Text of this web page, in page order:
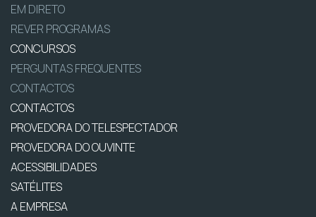
EM DIRETO
REVER PROGRAMAS
CONCURSOS
PERGUNTAS FREQUENTES
CONTACTOS
CONTACTOS
PROVEDORA DO TELESPECTADOR
PROVEDORA DO OUVINTE
ACESSIBILIDADES
SATÉLITES
A EMPRESA